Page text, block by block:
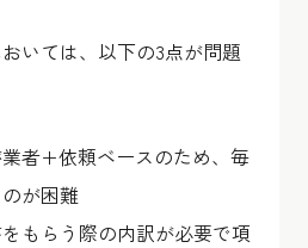
いては、以下の3点が問題
者+依頼ベースのため、毎
が困難
もらう際の内訳が必要で項